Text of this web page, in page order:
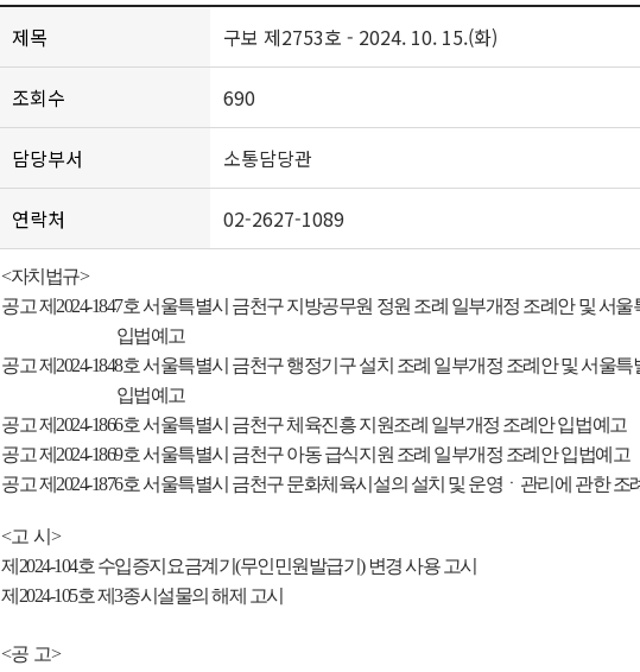
제목 구보 제2753호 - 2024. 10. 15.(화)
조회수 690
담당부서 소통담당관
연락처 02-2627-1089
<자치법규>
공고 제 2024-1847호 서울특별시 금천구 지방공무원 정원 조례 일부개정 조례안 및 서
입법예고
공고 제 2024-1848호 서울특별시 금천구 행정기구 설치 조례 일부개정 조례안 및 서울
입법예고
공고 제 2024-1866호 서울특별시 금천구 체육진흥 지원조례 일부개정 조례안 입법예고
공고 제 2024-1869호 서울특별시 금천구 아동 급식지원 조례 일부개정 조례안 입법예고
공고 제 2024-1876호 서울특별시 금천구 문화체육시설의 설치 및 운영ㆍ관리에 관한 조
<고 시>
제 2024-104호 수입증지요금계기(무인민원발급기) 변경 사용 고시
제 2024-105호 제3종시설물의 해제 고시
<공 고>